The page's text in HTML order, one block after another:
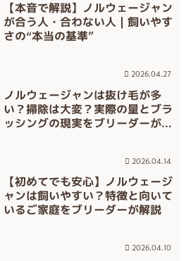
【本音で解説】ノルウェージャン
が合う人・合わない人｜飼いやす
さの“本当の基準”
2026.04.27
ノルウェージャンは抜け毛が多
い？掃除は大変？実際の量とブラ
ッシングの現実をブリーダーが解
2026.04.14
【初めてでも安心】ノルウェージ
ャンは飼いやすい？特徴と向いて
いるご家庭をブリーダーが解説
2026.04.10